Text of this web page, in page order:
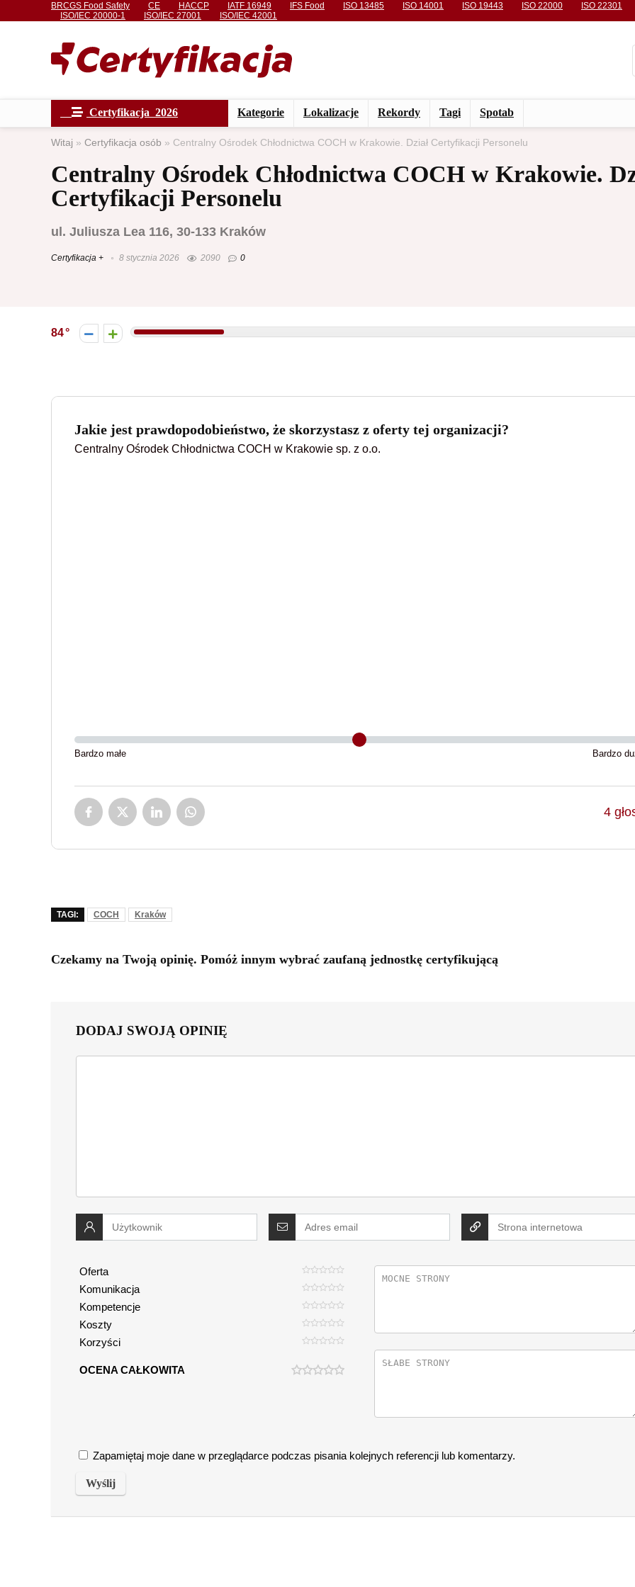
BRCGS Food Safety CE HACCP IATF 16949 IFS Food ISO 13485 ISO 14001 ISO 19443 ISO 22000 ISO 22301
ISO/IEC 20000-1
ISO/IEC 27001 ISO/IEC 42001
Certyfikacja 2026 Kategorie Lokalizacje Rekordy Tagi Spotab
Witaj » Certyfikacja osób » Centralny Ośrodek Chłodnictwa COCH w Krakowie. Dział Certyfikacji Personelu
Centralny Ośrodek Chłodnictwa COCH w Krakowie.
Certyfikacji Personelu
ul. Juliusza Lea 116, 30-133 Kraków
Certyfikacja + 8 stycznia 2026 2090 0
84
Jakie jest prawdopodobieństwo, że skorzystasz z oferty tej organizacji?
Centralny Ośrodek Chłodnictwa COCH w Krakowie sp. z o.o.
Bardzo małe Bardzo
4
TAGI: COCH Kraków
Czekamy na Twoją opinię. Pomóż innym wybrać zaufaną jednostkę certyfikującą
DODAJ SWOJĄ OPINIĘ
Oferta
Komunikacja
Kompetencje
Koszty
Korzyści
OCENA CAŁKOWITA
Zapamiętaj moje dane w przeglądarce podczas pisania kolejnych referencji lub komentarzy.